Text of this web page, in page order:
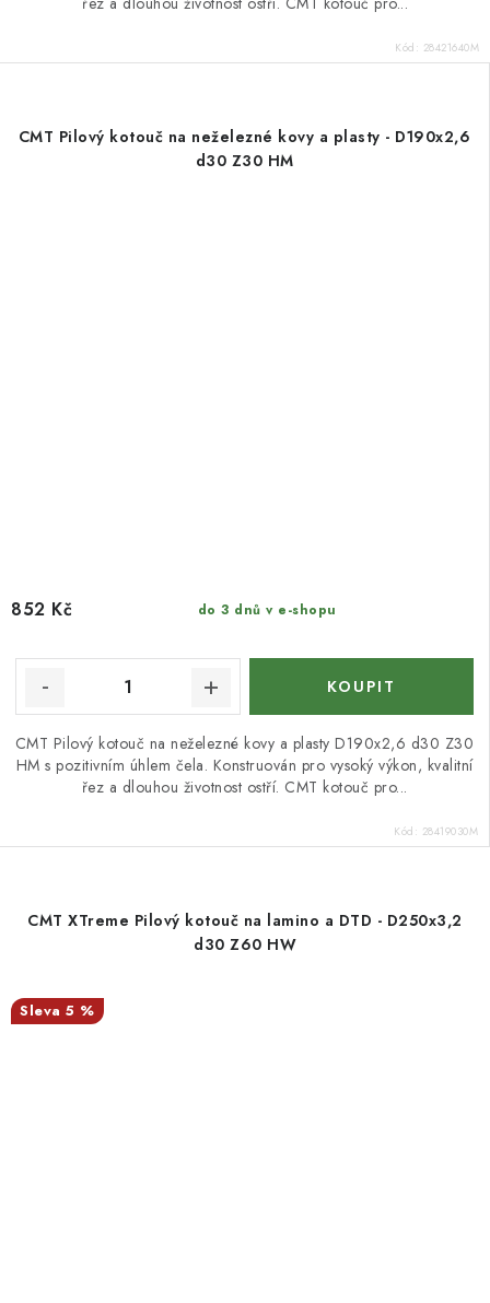
Kód: 28421640M
CMT Pilový kotouč na neželezné kovy a plasty - D190x2,6
d30 Z30 HM
do 3 dnů v e-shopu
852 Kč
CMT Pilový kotouč na neželezné kovy a plasty D190x2,6 d30 Z30
HM s pozitivním úhlem čela. Konstruován pro vysoký výkon, kvalitní
řez a dlouhou životnost ostří. CMT kotouč pro...
Kód: 28419030M
CMT XTreme Pilový kotouč na lamino a DTD - D250x3,2
d30 Z60 HW
5 %